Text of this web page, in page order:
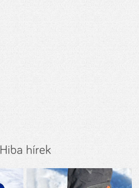
Hiba hírek